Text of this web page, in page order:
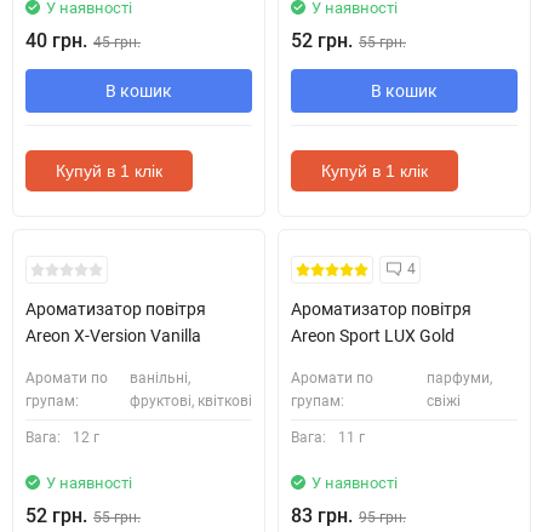
У наявності
40 грн. 45 грн.
В кошик
Купуй в 1 клік
У наявності
52 грн. 55 грн.
В кошик
Купуй в 1 клік
Ароматизатор повітря
Areon X-Version Vanilla
Аромати по
групам:
ванільні,
фруктові, квіткові
Вага: 12 г
У наявності
52 грн. 55 грн.
4
Ароматизатор повітря
Areon Sport LUX Gold
Аромати по
групам:
парфуми,
свіжі
Вага: 11 г
У наявності
83 грн. 95 грн.